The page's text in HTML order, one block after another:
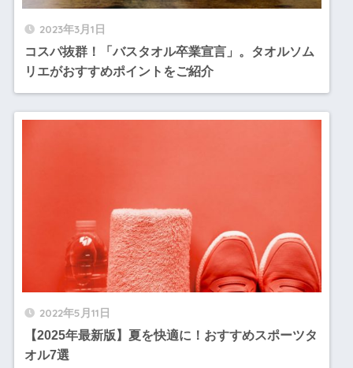
2023年3月1日
コスパ抜群！「バスタオル卒業宣言」。タオルソム
リエがおすすめポイントをご紹介
2022年5月11日
【2025年最新版】夏を快適に！おすすめスポーツタ
オル7選